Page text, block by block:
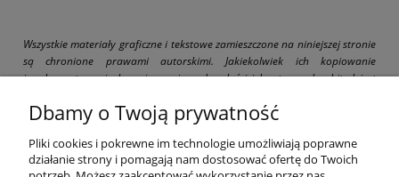
Wszystkie materiały graficzne i tekstowe zamieszczone na niniejszej stronie
są chronione prawami autorskimi. Jakiekolwiek ich kopiowanie
i wykorzystywanie bez pisemnej zgody właściciela strony drogbit.pl jest
Dbamy o Twoją prywatność
Pliki cookies i pokrewne im technologie umożliwiają poprawne
działanie strony i pomagają nam dostosować ofertę do Twoich